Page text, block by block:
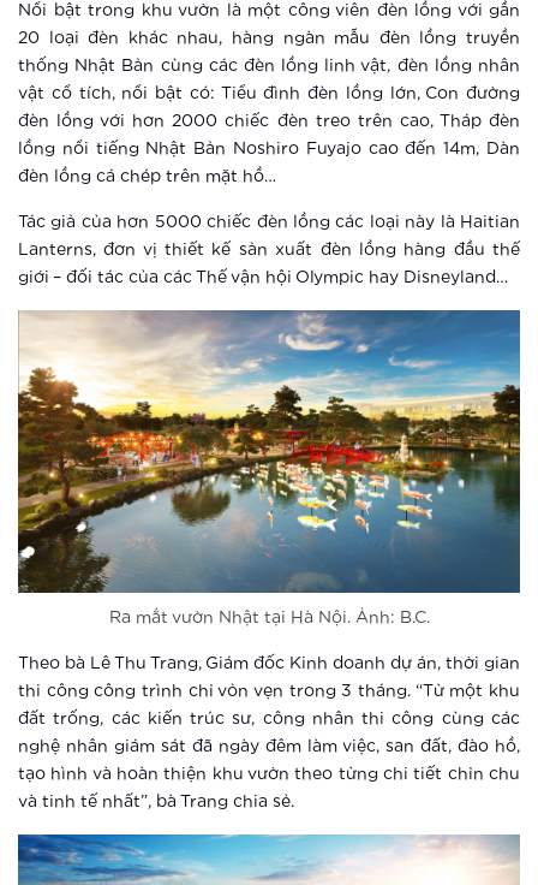
Nổi bật trong khu vườn là một công viên đèn lồng với gần
20 loại đèn khác nhau, hàng ngàn mẫu đèn lồng truyền
thống Nhật Bản cùng các đèn lồng linh vật, đèn lồng nhân
vật cổ tích, nổi bật có: Tiểu đình đèn lồng lớn, Con đường
đèn lồng với hơn 2000 chiếc đèn treo trên cao, Tháp đèn
lồng nổi tiếng Nhật Bản Noshiro Fuyajo cao đến 14m, Dàn
đèn lồng cá chép trên mặt hồ…
Tác giả của hơn 5000 chiếc đèn lồng các loại này là Haitian
Lanterns, đơn vị thiết kế sản xuất đèn lồng hàng đầu thế
giới – đối tác của các Thế vận hội Olympic hay Disneyland…
Ra mắt vườn Nhật tại Hà Nội. Ảnh: B.C.
Theo bà Lê Thu Trang, Giám đốc Kinh doanh dự án, thời gian
thi công công trình chỉ vỏn vẹn trong 3 tháng. “Từ một khu
đất trống, các kiến trúc sư, công nhân thi công cùng các
nghệ nhân giám sát đã ngày đêm làm việc, san đất, đào hồ,
tạo hình và hoàn thiện khu vườn theo từng chi tiết chỉn chu
và tinh tế nhất”, bà Trang chia sẻ.
Đô thị thông minh xóa tan mọi nỗi lo
của người lớn tuổi
Thành phố thông minh khác xa khu
căn hộ thông thường ra sao?
Xem thêm
Điểm check-in khó bỏ qua tại Hà Nội
dịp Tết thiếu nhi 1-6
Xem thêm
Vingroup tổ chức cho khách hàng trải
nghiệm phong cách sống thông minh
Xem thêm
Hào hứng với “cuộc sống một chạm”
tại Vinhomes Smart City
Xem thêm
Ứng dụng AI giúp đoán trước hành vi
phạm tội